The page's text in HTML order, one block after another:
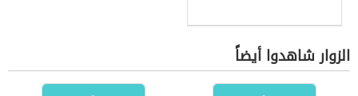
الزوار شاهدوا أيضاً